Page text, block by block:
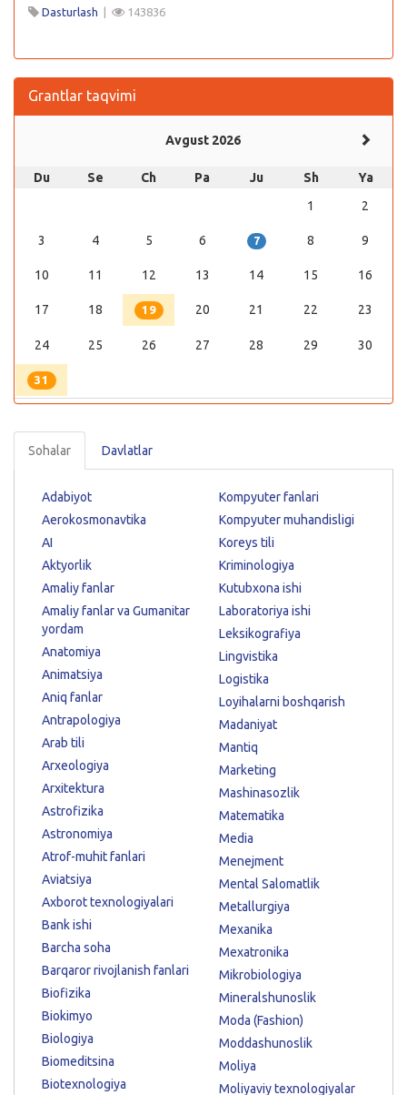
Dasturlash | 143836
Grantlar taqvimi
Avgust 2026
Du Se Ch Pa Ju Sh
Ya
1
2
3 4 5 6 7 8 9
10 11 12 13 14 15 16
17 18 19 20 21 22 23
24 25 26 27 28 29 30
31
Sohalar Davlatlar
Adabiyot
Aerokosmonavtika
AI
Aktyorlik
Amaliy fanlar
Amaliy fanlar va Gumanitar
yordam
Anatomiya
Animatsiya
Aniq fanlar
Antrapologiya
Arab tili
Arxeologiya
Arxitektura
Astrofizika
Astronomiya
Atrof-muhit fanlari
Aviatsiya
Axborot texnologiyalari
Bank ishi
Barcha soha
Barqaror rivojlanish fanlari
Biofizika
Biokimyo
Biologiya
Biomeditsina
Biotexnologiya
Kompyuter fanlari
Kompyuter muhandisligi
Koreys tili
Kriminologiya
Kutubxona ishi
Laboratoriya ishi
Leksikografiya
Lingvistika
Logistika
Loyihalarni boshqarish
Madaniyat
Mantiq
Marketing
Mashinasozlik
Matematika
Media
Menejment
Mental Salomatlik
Metallurgiya
Mexanika
Mexatronika
Mikrobiologiya
Mineralshunoslik
Moda (Fashion)
Moddashunoslik
Moliya
Moliyaviy texnologiyalar